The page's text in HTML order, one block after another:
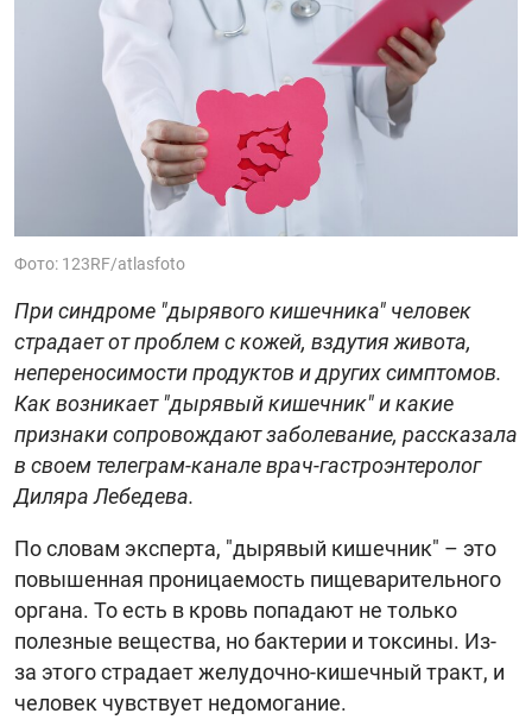
Фото: 123RF/atlasfoto
При синдроме "дырявого кишечника" человек
страдает от проблем с кожей, вздутия живота,
непереносимости продуктов и других симптомов.
Как возникает "дырявый кишечник" и какие
признаки сопровождают заболевание, рассказала
в своем телеграм-канале врач-гастроэнтеролог
Диляра Лебедева.
По словам эксперта, "дырявый кишечник" – это
повышенная проницаемость пищеварительного
органа. То есть в кровь попадают не только
полезные вещества, но бактерии и токсины. Из-
за этого страдает желудочно-кишечный тракт, и
человек чувствует недомогание.